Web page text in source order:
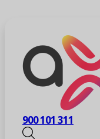
900 101 311